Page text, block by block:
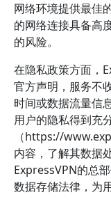
网络环境提供最佳
的网络连接具备高
的风险。
在隐私政策方面，
官方声明，服务不
时间或数据流量信
用户的隐私得到充
（https://
内容，了解其数据
ExpressVPN的总
数据存储法律，为